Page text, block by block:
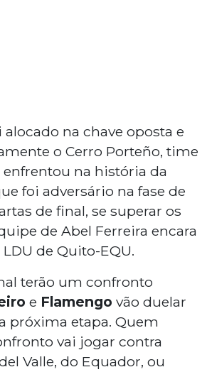
alocado na chave oposta e
o Cerro Porteño, time
enfrentou na história da
foi adversário na fase de
de final, se superar os
de Abel Ferreira encara
LDU de Quito-EQU.
terão um confronto
e Flamengo vão duelar
próxima etapa. Quem
vai jogar contra
Valle, do Equador, ou